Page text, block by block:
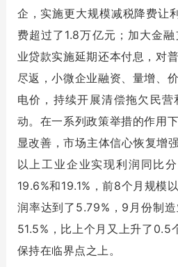
企，实施更大规模减税降费让
费超过了1.8万亿元；加大金
业贷款实施延期还本付息，对
尽返，小微企业融资、量增、
电价，持续开展清偿拖欠民
动。在一系列政策举措的作用
显改善，市场主体信心恢复增
以上工业企业实现利润同比分
19.6%和19.1%，前8个月规模
润率达到了5.79%，9月份制
51.5%，比上个月又上升了0.5
保持在临界点之上。